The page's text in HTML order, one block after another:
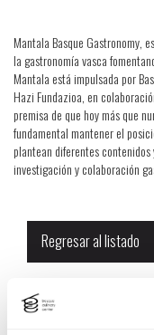
Mantala Basque Gastronomy,
la gastronomía vasca
Mantala está impulsada por
Hazi Fundazioa, en
premisa de que hoy más que
fundamental mantener el
plantean diferentes
investigación y colaboración
Regresar al listado